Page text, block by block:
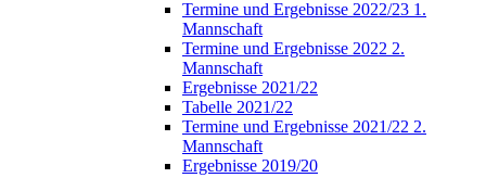
Termine und Ergebnisse 2022/23 1.
Mannschaft
Termine und Ergebnisse 2022 2.
Mannschaft
Ergebnisse 2021/22
Tabelle 2021/22
Termine und Ergebnisse 2021/22 2.
Mannschaft
Ergebnisse 2019/20